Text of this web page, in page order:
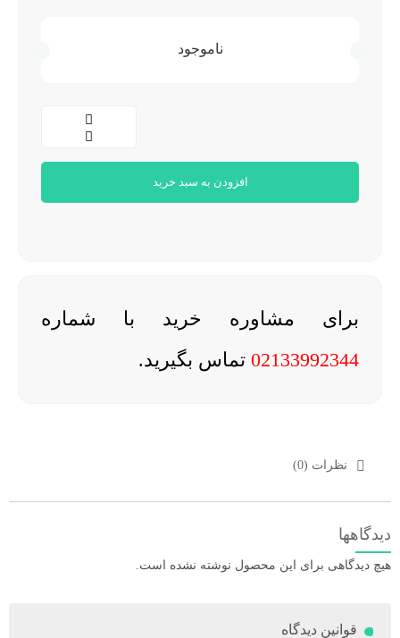
ناموجود
افزودن به سبد خرید
برای مشاوره خرید با شماره
02133992344 تماس بگیرید.
نظرات (0)
دیدگاهها
هیچ دیدگاهی برای این محصول نوشته نشده است.
قوانین دیدگاه